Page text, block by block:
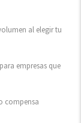
al elegir tu
empresas que
compensa